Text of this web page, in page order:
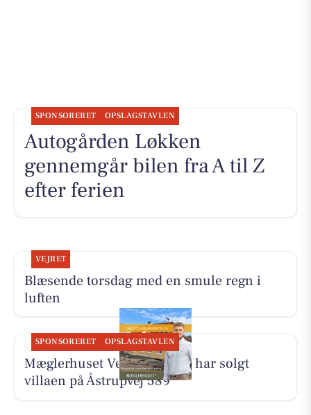
SPONSORERET OPSLAGSTAVLEN
Autogården Løkken
gennemgår bilen fra A til Z
efter ferien
VEJRET
Blæsende torsdag med en smule regn i
luften
SPONSORERET OPSLAGSTAVLEN
Mæglerhuset Vestkysten I/S har solgt
villaen på Åstrupvej 589